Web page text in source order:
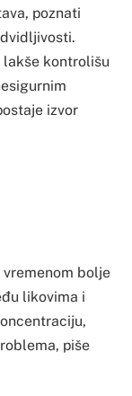
poznati
lakše kontrolišu
izvor
bolje
likovima i
piše